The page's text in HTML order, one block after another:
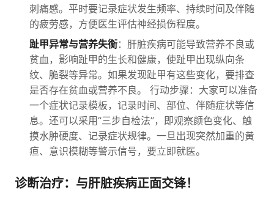
刺痛感。平时要记录症状发生频率、持续时间及伴随
的疲劳感，方便医生评估神经损伤程度。
趾甲异常与营养失衡：肝脏疾病可能导致营养不良或
贫血，影响趾甲的生长和健康，使趾甲出现纵向条
纹、脆裂等异常。如果发现趾甲有这些变化，要排查
是否存在贫血或营养不良。 行动步骤：大家可以准备
一个症状记录模板，记录时间、部位、伴随症状等信
息。还可以采用“三步自检法”，即观察颜色变化、触
摸水肿硬度、记录症状规律。一旦出现突然加重的黄
疸、意识模糊等警示信号，要立即就医。
诊断治疗：与肝脏疾病正面交锋！